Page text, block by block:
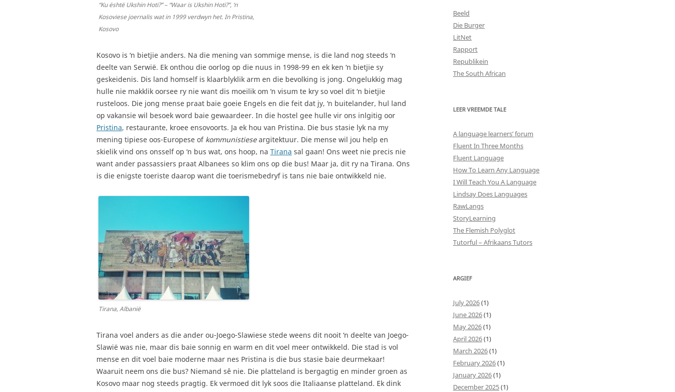
“Ku është Ukshin Hoti?” – “Waar is Ukshin Hoti?”, ‘n
Kosoviese joernalis wat in 1999 verdwyn het. In Pristina,
Kosovo
Kosovo is ‘n bietjie anders. Na die mening van sommige mense, is die land nog steeds ‘n
deelte van Serwië. Ek onthou die oorlog op die nuus in 1998-99 en ek ken ‘n bietjie sy
geskeidenis. Dis land homself is klaarblyklik arm en die bevolking is jong. Ongelukkig mag
hulle nie makklik oorsee ry nie want dis moeilik om ‘n visum te kry so voel dit ‘n bietjie
rusteloos. Die jong mense praat baie goeie Engels en die feit dat jy, ‘n buitelander, hul land
op vakansie wil besoek word baie gewaardeer. In die hostel gee hulle vir ons inlgitig oor
Pristina, restaurante, kroee ensovoorts. Ja ek hou van Pristina. Die bus stasie lyk na my
mening tipiese oos-Europese of kommunistieseargitektuur. Die mense wil jou help en
skielik vind ons onsself op ‘n bus wat, ons hoop, na Tirana sal gaan! Ons weet nie precis nie
want ander passassiers praat Albanees so klim ons op die bus! Maar ja, dit ry na Tirana. Ons
is die enigste toeriste daarop want die toerismebedryf is tans nie baie ontwikkeld nie.
Tirana, Albanië
Tirana voel anders as die ander ou-Joego-Slawiese stede weens dit nooit ‘n deelte van Joego-
Slawië was nie, maar dis baie sonnig en warm en dit voel meer ontwikkeld. Die stad is vol
mense en dit voel baie moderne maar nes Pristina is die bus stasie baie deurmekaar!
Waaruit neem ons die bus? Niemand sê nie. Die platteland is bergagtig en minder groen as
Kosovo maar nog steeds pragtig. Ek vermoed dit lyk soos die Italiaanse platteland. Ek dink
Beeld
Die Burger
LitNet
Rapport
Republikein
The South African
LEER VREEMDE TALE
A language learners’ forum
Fluent In Three Months
Fluent Language
How To Learn Any Language
I Will Teach You A Language
Lindsay Does Languages
RawLangs
StoryLearning
The Flemish Polyglot
Tutorful – Afrikaans Tutors
ARGIEF
July 2026(1)
June 2026(1)
May 2026(1)
April 2026(1)
March 2026(1)
February 2026(1)
January 2026(1)
December 2025(1)